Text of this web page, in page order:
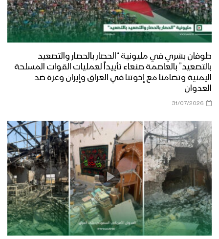
طوفان بشري في مليونية “الحصار بالحصار والتصعيد
بالتصعيد” بالعاصمة صنعاء تأييداً لعمليات القوات المسلحة
اليمنية وتضامنا مع إخوتنا في العراق وإيران وغزة ضد
العدوان
31/07/2026